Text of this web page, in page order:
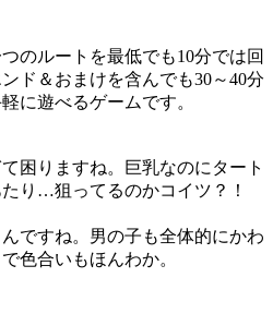
のルートを最低でも10分では回
ド＆おまけを含んでも30～40分
に遊べるゲームです。
困りますね。巨乳なのにタート
り…狙ってるのかコイツ？！
ですね。男の子も全体的にかわ
色合いもほんわか。